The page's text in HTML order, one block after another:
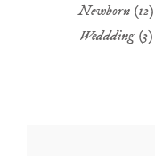
Newborn (12)
Weddding(3)